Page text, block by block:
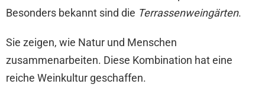
Besonders bekannt sind die Terrassenweingärten.
Sie zeigen, wie Natur und Menschen
zusammenarbeiten. Diese Kombination hat eine
reiche Weinkultur geschaffen.